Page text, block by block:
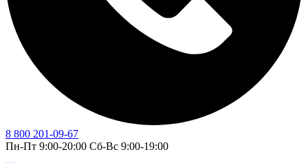
8 800 201-09-67
Пн-Пт 9:00-20:00 Сб-Вс 9:00-19:00